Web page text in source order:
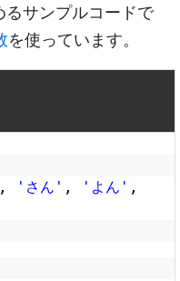
るサンプルコードで
を使っています。
, 'さん' , 'よん'